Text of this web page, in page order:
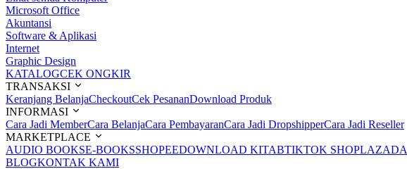
Microsoft Office
Akuntansi
Software & Aplikasi
Internet
Graphic Design
KATALOGCEK ONGKIR
TRANSAKSI
Keranjang BelanjaCheckoutCek PesananDownload Produk
INFORMASI
Cara Jadi MemberCara BelanjaCara PembayaranCara Jadi DropshipperCara Jadi Reseller
MARKETPLACE
AUDIO BOOKSE-BOOKSSHOPEEDOWNLOAD KITABTIKTOK SHOPLAZADA
BLOGKONTAK KAMI